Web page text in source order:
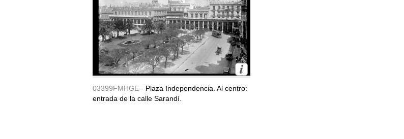
03399FMHGE - Plaza Independencia. Al centro:
entrada de la calle Sarandí.